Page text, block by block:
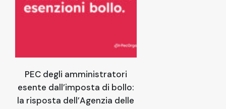
PEC degli amministratori
esente dall’imposta di bollo:
la risposta dell’Agenzia delle